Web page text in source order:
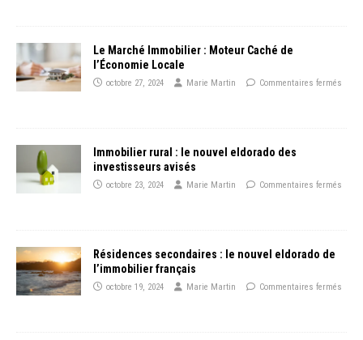
Le Marché Immobilier : Moteur Caché de
l’Économie Locale
octobre 27, 2024 Marie Martin Commentaires fermés
Immobilier rural : le nouvel eldorado des
investisseurs avisés
octobre 23, 2024 Marie Martin Commentaires fermés
Résidences secondaires : le nouvel eldorado de
l’immobilier français
octobre 19, 2024 Marie Martin Commentaires fermés